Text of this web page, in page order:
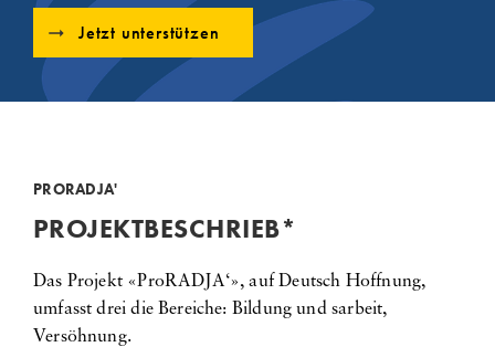
Jetzt unterstützen
PRORADJA'
PROJEKTBESCHRIEB*
Das Projekt «ProRADJA‘», auf Deutsch Hoffnung,
umfasst drei die Bereiche: Bildung und sarbeit,
Versöhnung.